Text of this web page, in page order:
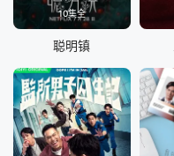
10集全
聪明镇